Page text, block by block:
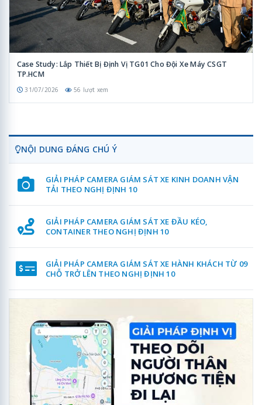
Case Study: Lắp Thiết Bị Định Vị TG01 Cho Đội Xe Máy CSGT
TP.HCM
31/07/2026 56 lượt xem
NỘI DUNG ĐÁNG CHÚ Ý
GIẢI PHÁP CAMERA GIÁM SÁT XE KINH DOANH VẬN
TẢI THEO NGHỊ ĐỊNH 10
GIẢI PHÁP CAMERA GIÁM SÁT XE ĐẦU KÉO,
CONTAINER THEO NGHỊ ĐỊNH 10
GIẢI PHÁP CAMERA GIÁM SÁT XE HÀNH KHÁCH TỪ 09
CHỖ TRỞ LÊN THEO NGHỊ ĐỊNH 10